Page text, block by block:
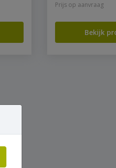
Prijs op aanvraag
Bekijk